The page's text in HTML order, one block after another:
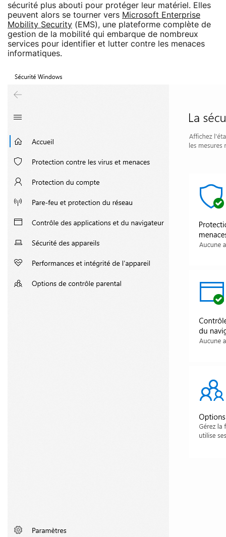
sécurité plus abouti pour protéger leur matériel. Elles
peuvent alors se tourner vers Microsoft Enterprise
Mobility Security (EMS), une plateforme complète de
gestion de la mobilité qui embarque de nombreux
services pour identifier et lutter contre les menaces
informatiques.